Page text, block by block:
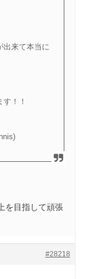
出来て本当に
！！
を目指して頑張
#28218